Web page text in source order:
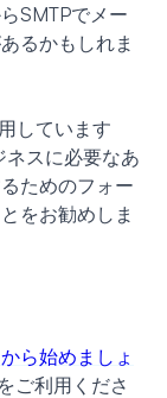
SMTPでメー
るかもしれま
しています
ネスに必要なあ
ためのフォー
をお勧めしま
ら始めましょ
ご利用くださ